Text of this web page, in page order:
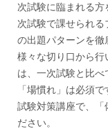
次試験に臨まれる
次試験で課せられ
の出題パターンを
様々な切り口から
は、一次試験と比
「場慣れ」は必須
試験対策講座で、「
ださい。